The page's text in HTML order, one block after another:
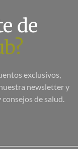
de
exclusivos,
newsletter y
de salud.